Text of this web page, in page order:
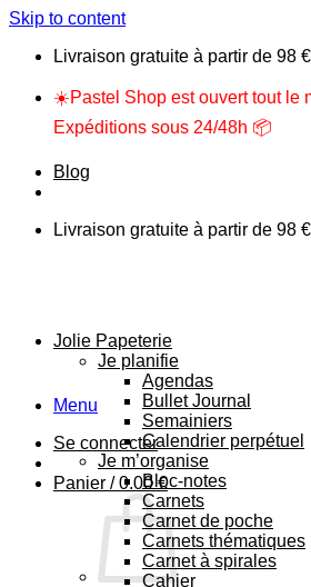
Skip to content
Livraison gratuite à partir de 98 €
☀️Pastel Shop est ouvert tout le
Expéditions sous 24/48h 📦
Blog
Livraison gratuite à partir de 98 €
Menu
Se connecter
Panier /0.00€
Jolie Papeterie
Je planifie
Agendas
Bullet Journal
Semainiers
Calendrier perpétuel
Je m’organise
Bloc-notes
Carnets
Carnet de poche
Carnets thématiques
Carnet à spirales
Cahier